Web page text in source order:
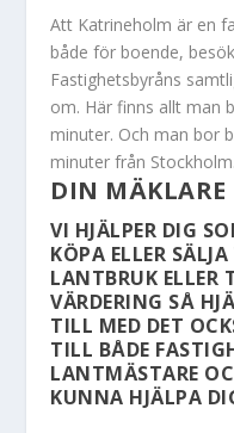
Att Katrineholm är en
både för boende,
Fastighetsbyråns
om. Här finns allt man
minuter. Och man bor
minuter från
DIN
VI HJÄLPER DIG
KÖPA ELLER
LANTBRUK ELLER
VÄRDERING SÅ
TILL MED DET
TILL BÅDE
LANTMÄSTARE
KUNNA HJÄLPA